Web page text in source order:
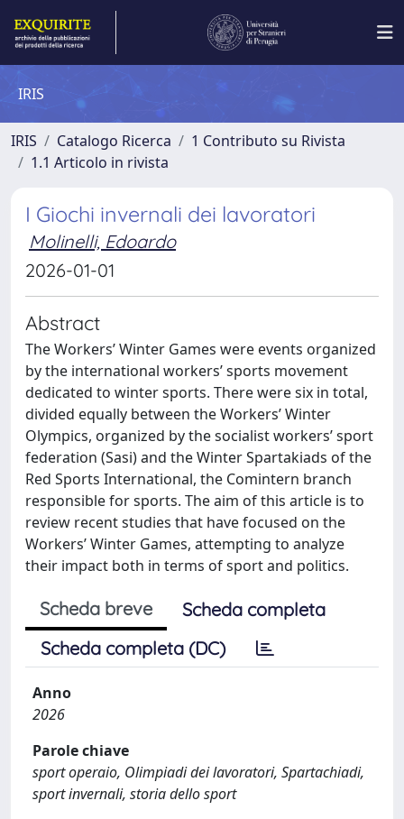
IRIS
IRIS Catalogo Ricerca
1 Contributo su Rivista
1.1 Articolo in rivista
I Giochi invernali dei lavoratori
Molinelli, Edoardo
2026-01-01
Abstract
The Workers’ Winter Games were events organized
by the international workers’ sports movement
dedicated to winter sports. There were six in total,
divided equally between the Workers’ Winter
Olympics, organized by the socialist workers’ sport
federation (Sasi) and the Winter Spartakiads of the
Red Sports International, the Comintern branch
responsible for sports. The aim of this article is to
review recent studies that have focused on the
Workers’ Winter Games, attempting to analyze
their impact both in terms of sport and politics.
Scheda breve
Scheda completa
Scheda completa (DC)
Anno
2026
Parole chiave
sport operaio, Olimpiadi dei lavoratori, Spartachiadi,
sport invernali, storia dello sport